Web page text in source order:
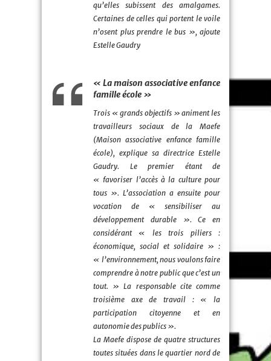
qu’elles subissent des amalgames.
Certaines de celles qui portent le voile
n’osent plus prendre le bus », ajoute
Estelle Gaudry
« La maison associative enfance
famille école »
Trois « grands objectifs » animent les
travailleurs sociaux de la Maefe
(Maison associative enfance famille
école), explique sa directrice Estelle
Gaudry. Le premier étant de
« favoriser l’accès à la culture pour
tous ». L’association a ensuite pour
vocation de « sensibiliser au
développement durable ». Ce en
considérant « les trois piliers :
économique, social et solidaire » :
« l’environnement, nous voulons faire
comprendre à notre public que c’est un
tout. » La responsable cite comme
troisième axe de travail : « la
participation citoyenne et en
autonomie des publics ».
La Maefe dispose de quatre structures
toutes situées dans le quartier nord de